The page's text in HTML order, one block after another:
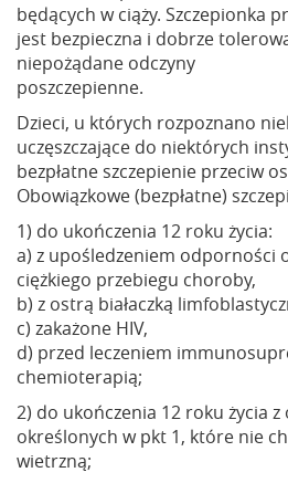
będących w ciąży. Szczepionka
jest bezpieczna i dobrze
niepożądane odczyny
poszczepienne.
Dzieci, u których rozpoznano
uczęszczające do niektórych
bezpłatne szczepienie przeciw
Obowiązkowe (bezpłatne)
1) do ukończenia 12 roku życia:
a) z upośledzeniem odporności
ciężkiego przebiegu choroby,
b) z ostrą białaczką
c) zakażone HIV,
d) przed leczeniem
chemioterapią;
2) do ukończenia 12 roku życia
określonych w pkt 1, które nie
wietrzną;